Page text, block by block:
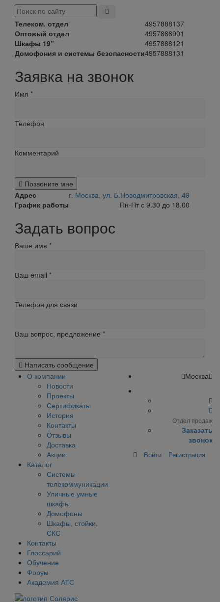
Телеком. отдел
4957888137
Оптовый отдел
4957888901
Шкафы 19"
4957888121
Домофония и системы безопасности4957888131
Заявка на звонок
Имя *
Телефон
Комментарий
Позвоните мне
Адрес
г. Москва, ул. Б.Новодмитровская, 49
График работы
Пн-Пт с 9.30 до 18.00
Задать вопрос
Ваше имя *
Ваш email *
Телефон для связи
Ваш вопрос, предложение *
Написать сообщение
О компании
Новости
Проекты
Сертификаты
История
Контакты
Отзывы
Доставка
Акции
Каталог
Системы
телекоммуникации
Уличные умные
шкафы
Домофоны
Шкафы, стойки,
СКС
Контакты
Глоссарий
Обучение
Форум
Академия АТС
Москва
Отдел продаж
Заказать
звонок
Войти Регистрация